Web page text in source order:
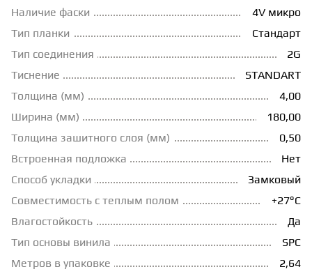
НАЛИВНОЙ ПОЛ
ГРУНТОВКИ
ТЕПЛЫЙ ПОЛ
ТЕРМОПАРКЕТ
МАССИВНАЯ ДОСКА
Наличие фаски
4V микро
Тип планки
Стандарт
Тип соединения
2G
Тиснение
STANDART
Толщина (мм)
4,00
Ширина (мм)
180,00
Толщина зашитного слоя (мм)
0,50
Встроенная подложка
Нет
Способ укладки
Замковый
Совместимость с теплым полом
+27°С
Влагостойкость
Да
Тип основы винила
SPC
Метров в упаковке
2,64